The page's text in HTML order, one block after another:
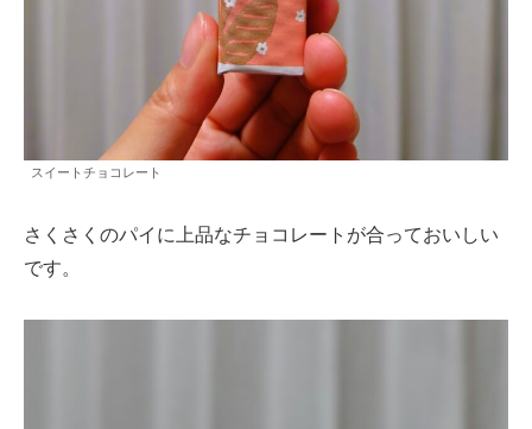
スイートチョコレート
さくさくのパイに上品なチョコレートが合っておいしい
です。